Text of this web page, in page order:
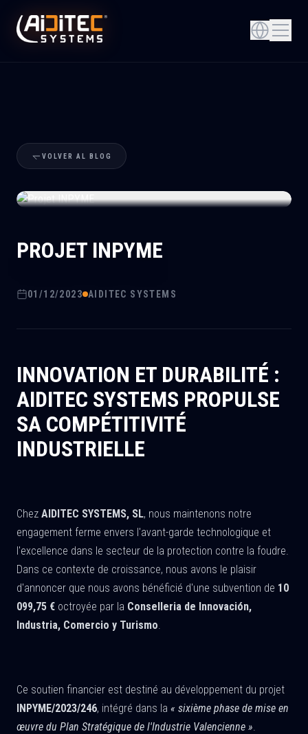
VOLVER AL BLOG
PROJET INPYME
01/12/2023 AIDITEC SYSTEMS
INNOVATION ET DURABILITÉ :
AIDITEC SYSTEMS PROPULSE
SA COMPÉTITIVITÉ
INDUSTRIELLE
Chez AIDITEC SYSTEMS, SL, nous maintenons notre
engagement ferme envers l'avant-garde technologique et
l'excellence dans le secteur de la protection contre la foudre.
Dans ce contexte de croissance, nous avons le plaisir
d'annoncer que nous avons bénéficié d'une subvention de 10
099,75 € octroyée par la Conselleria de Innovación,
Industria, Comercio y Turismo.
Ce soutien financier est destiné au développement du projet
INPYME/2023/246, intégré dans la « sixième phase de mise en
œuvre du Plan Stratégique de l'Industrie Valencienne ».